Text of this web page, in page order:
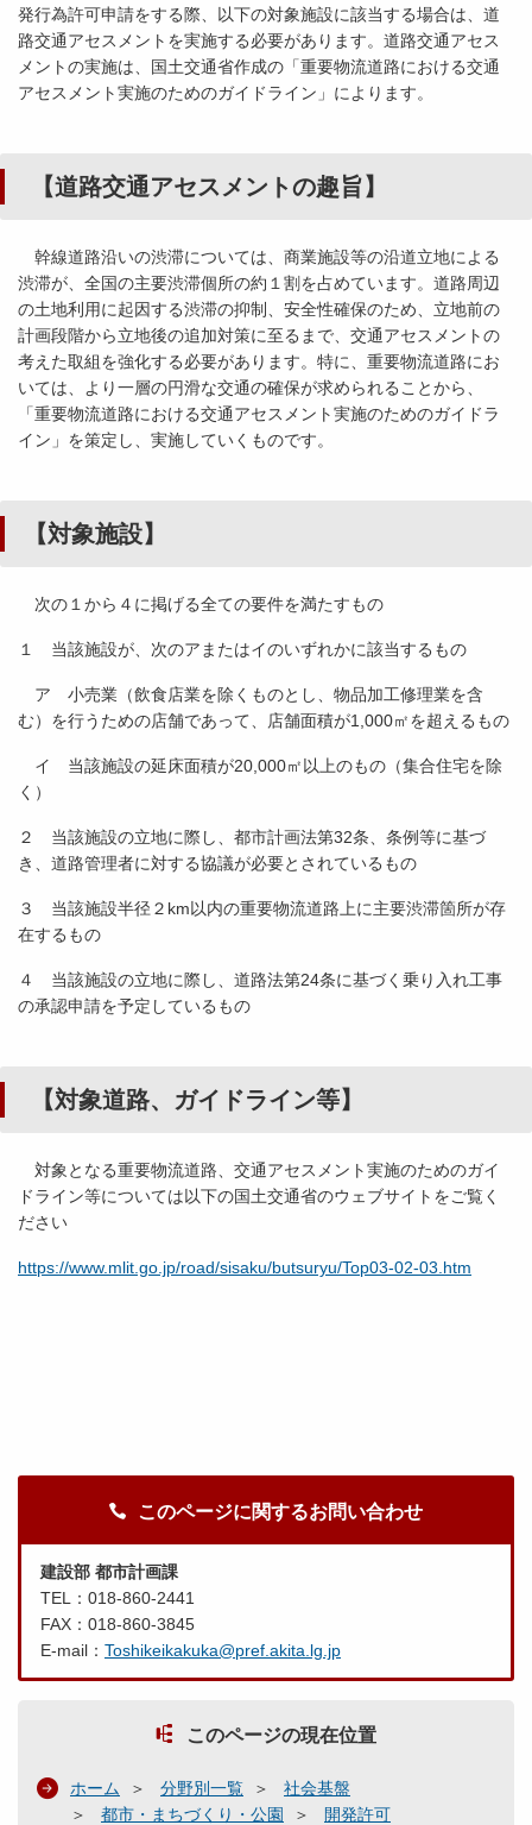
発行為許可申請をする際、以下の対象施設に該当する場合は、道
路交通アセスメントを実施する必要があります。道路交通アセス
メントの実施は、国土交通省作成の「重要物流道路における交通
アセスメント実施のためのガイドライン」によります。
【道路交通アセスメントの趣旨】
幹線道路沿いの渋滞については、商業施設等の沿道立地による
渋滞が、全国の主要渋滞個所の約１割を占めています。道路周辺
の土地利用に起因する渋滞の抑制、安全性確保のため、立地前の
計画段階から立地後の追加対策に至るまで、交通アセスメントの
考えた取組を強化する必要があります。特に、重要物流道路にお
いては、より一層の円滑な交通の確保が求められることから、
「重要物流道路における交通アセスメント実施のためのガイドラ
イン」を策定し、実施していくものです。
【対象施設】
次の１から４に掲げる全ての要件を満たすもの
１ 当該施設が、次のアまたはイのいずれかに該当するもの
ア 小売業（飲食店業を除くものとし、物品加工修理業を含
む）を行うための店舗であって、店舗面積が1,000㎡を超えるもの
イ 当該施設の延床面積が20,000㎡以上のもの（集合住宅を除
く）
２ 当該施設の立地に際し、都市計画法第32条、条例等に基づ
き、道路管理者に対する協議が必要とされているもの
３ 当該施設半径２km以内の重要物流道路上に主要渋滞箇所が存
在するもの
４ 当該施設の立地に際し、道路法第24条に基づく乗り入れ工事
の承認申請を予定しているもの
【対象道路、ガイドライン等】
対象となる重要物流道路、交通アセスメント実施のためのガイ
ドライン等については以下の国土交通省のウェブサイトをご覧く
ださい
https://www.mlit.go.jp/road/sisaku/butsuryu/Top03-02-03.htm
このページに関するお問い合わせ
建設部 都市計画課
TEL：018-860-2441
FAX：018-860-3845
E-mail： Toshikeikakuka@pref.akita.lg.jp
このページの現在位置
ホーム 分野別一覧
社会基盤
都市・まちづくり・公園
開発許可